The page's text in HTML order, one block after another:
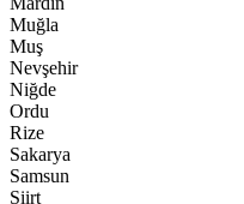
Muğla
Muş
Nevşehir
Niğde
Ordu
Rize
Sakarya
Samsun
Siirt